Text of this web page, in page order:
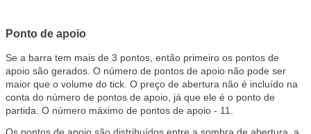
Ponto de apoio
Se a barra tem mais de 3 pontos, então primeiro os pontos de
apoio são gerados. O número de pontos de apoio não pode ser
maior que o volume do tick. O preço de abertura não é incluído na
conta do número de pontos de apoio, já que ele é o ponto de
partida. O número máximo de pontos de apoio - 11.